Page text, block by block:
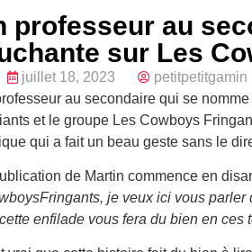
professeur au
sur Les
juillet 18, 2023
petitpetitgamin
au secondaire qui se nomme
et le groupe Les Cowboys
qui a fait un beau geste sans le
de Martin commence en
je veux ici vous parler
enfilade vous fera du bien en ces